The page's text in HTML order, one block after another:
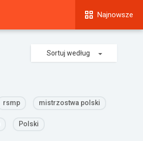
Najnowsze
Sortuj według
rsmp mistrzostwa polski
Polski